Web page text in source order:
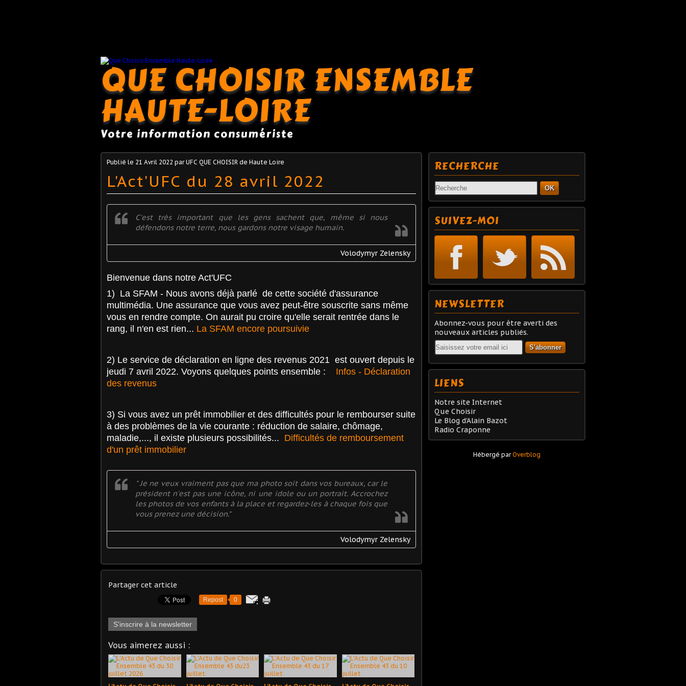
QUE CHOISIR ENSEMBLE
HAUTE-LOIRE
Votre information consumériste
Publié le 21 Avril 2022 par UFC QUE CHOISIR de Haute Loire
L'Act'UFC du 28 avril 2022
C'est très important que les gens sachent que, même si nous
défendons notre terre, nous gardons notre visage humain.
Volodymyr Zelensky
Bienvenue dans notre Act'UFC
1) La SFAM - Nous avons déjà parlé de cette société d'assurance
multimédia. Une assurance que vous avez peut-être souscrite sans même
vous en rendre compte. On aurait pu croire qu'elle serait rentrée dans le
rang, il n'en est rien... La SFAM encore poursuivie
2) Le service de déclaration en ligne des revenus 2021 est ouvert depuis le
jeudi 7 avril 2022. Voyons quelques points ensemble : Infos - Déclaration
des revenus
3) Si vous avez un prêt immobilier et des difficultés pour le rembourser suite
à des problèmes de la vie courante : réduction de salaire, chômage,
maladie,..., il existe plusieurs possibilités... Difficultés de remboursement
d'un prêt immobilier
" Je ne veux vraiment pas que ma photo soit dans vos bureaux, car le
président n'est pas une icône, ni une idole ou un portrait. Accrochez
les photos de vos enfants à la place et regardez-les à chaque fois que
vous prenez une décision."
Volodymyr Zelensky
Partager cet article
Repost 0
S'inscrire à la newsletter
Vous aimerez aussi :
RECHERCHE
OK
SUIVEZ-MOI
NEWSLETTER
Abonnez-vous pour être averti des
nouveaux articles publiés.
Email
LIENS
Notre site Internet
Que Choisir
Le Blog d'Alain Bazot
Radio Craponne
Hébergé parOverblog